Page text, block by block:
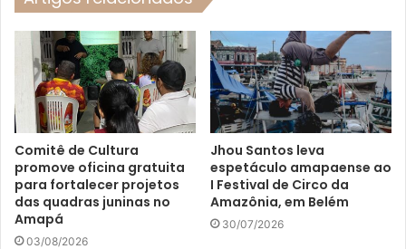
Comitê de Cultura
promove oficina gratuita
para fortalecer projetos
das quadras juninas no
Amapá
03/08/2026
Jhou Santos leva
espetáculo amapaense ao
I Festival de Circo da
Amazônia, em Belém
30/07/2026